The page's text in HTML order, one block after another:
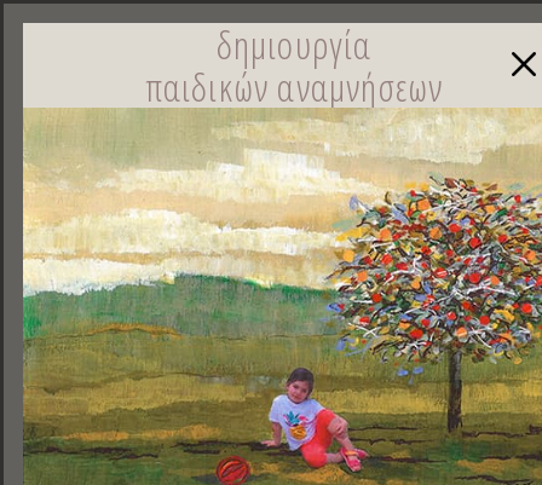
ελληνικά |english |français
DESIGNED BY DOGFISH | 2013
PHOTOS BY LEONIDAS PAPADOPOULOS
Κοινoποιήστε
δημιουργία
παιδικών αναμνήσεων